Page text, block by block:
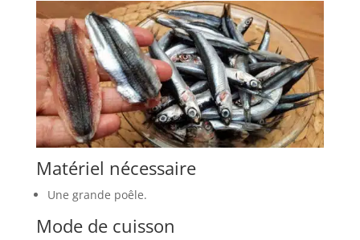
Matériel nécessaire
Une grande poêle.
Mode de cuisson